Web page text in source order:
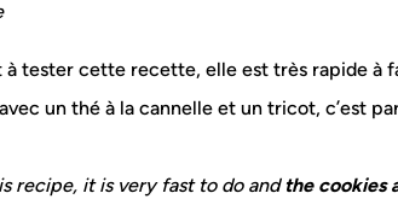
à tester cette recette, elle est très rapide à
un thé à la cannelle et un tricot, c’est
recipe, it is very fast to do andthe cookies